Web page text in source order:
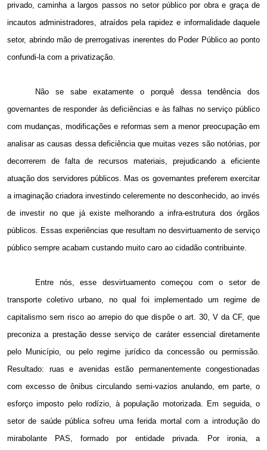
privado, caminha a largos passos no setor público por obra e graça de
incautos administradores, atraídos pela rapidez e informalidade daquele
setor, abrindo mão de prerrogativas inerentes do Poder Público ao ponto
confundi-la com a privatização.
Não se sabe exatamente o porquê dessa tendência dos
governantes de responder às deficiências e às falhas no serviço público
com mudanças, modificações e reformas sem a menor preocupação em
analisar as causas dessa deficiência que muitas vezes são notórias, por
decorrerem de falta de recursos materiais, prejudicando a eficiente
atuação dos servidores públicos. Mas os governantes preferem exercitar
a imaginação criadora investindo celeremente no desconhecido, ao invés
de investir no que já existe melhorando a infra-estrutura dos órgãos
públicos. Essas experiências que resultam no desvirtuamento de serviço
público sempre acabam custando muito caro ao cidadão contribuinte.
Entre nós, esse desvirtuamento começou com o setor de
transporte coletivo urbano, no qual foi implementado um regime de
capitalismo sem risco ao arrepio do que dispõe o art. 30, V da CF, que
preconiza a prestação desse serviço de caráter essencial diretamente
pelo Município, ou pelo regime jurídico da concessão ou permissão.
Resultado: ruas e avenidas estão permanentemente congestionadas
com excesso de ônibus circulando semi-vazios anulando, em parte, o
esforço imposto pelo rodízio, à população motorizada. Em seguida, o
setor de saúde pública sofreu uma ferida mortal com a introdução do
mirabolante PAS, formado por entidade privada. Por ironia, a